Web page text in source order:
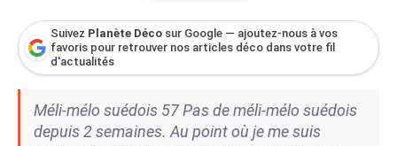
Suivez Planète Déco sur Google — ajoutez-nous à vos
favoris pour retrouver nos articles déco dans votre fil
d'actualités
Méli-mélo suédois 57 Pas de méli-mélo suédois
depuis 2 semaines. Au point où je me suis